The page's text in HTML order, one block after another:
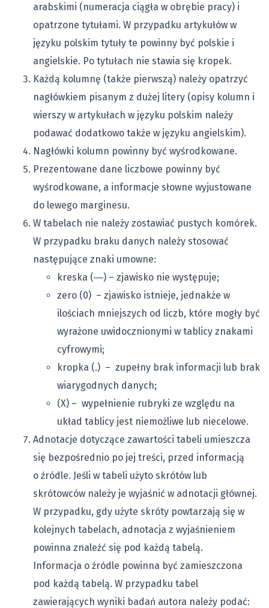
arabskimi (numeracja ciągła w obrębie pracy) i
opatrzone tytułami. W przypadku artykułów w
języku polskim tytuły te powinny być polskie i
angielskie. Po tytułach nie stawia się kropek.
Każdą kolumnę (także pierwszą) należy opatrzyć
nagłówkiem pisanym z dużej litery (opisy kolumn i
wierszy w artykułach w języku polskim należy
podawać dodatkowo także w języku angielskim).
Nagłówki kolumn powinny być wyśrodkowane.
Prezentowane dane liczbowe powinny być
wyśrodkowane, a informacje słowne wyjustowane
do lewego marginesu.
W tabelach nie należy zostawiać pustych komórek.
W przypadku braku danych należy stosować
następujące znaki umowne:
kreska (―) – zjawisko nie występuje;
zero (0) – zjawisko istnieje, jednakże w
ilościach mniejszych od liczb, które mogły być
wyrażone uwidocznionymi w tablicy znakami
cyfrowymi;
kropka (.) – zupełny brak informacji lub brak
wiarygodnych danych;
(X) – wypełnienie rubryki ze względu na
układ tablicy jest niemożliwe lub niecelowe.
Adnotacje dotyczące zawartości tabeli umieszcza
się bezpośrednio po jej treści, przed informacją
o źródle. Jeśli w tabeli użyto skrótów lub
skrótowców należy je wyjaśnić w adnotacji głównej.
W przypadku, gdy użyte skróty powtarzają się w
kolejnych tabelach, adnotacja z wyjaśnieniem
powinna znaleźć się pod każdą tabelą.
Informacja o źródle powinna być zamieszczona
pod każdą tabelą. W przypadku tabel
zawierających wyniki badań autora należy podać: